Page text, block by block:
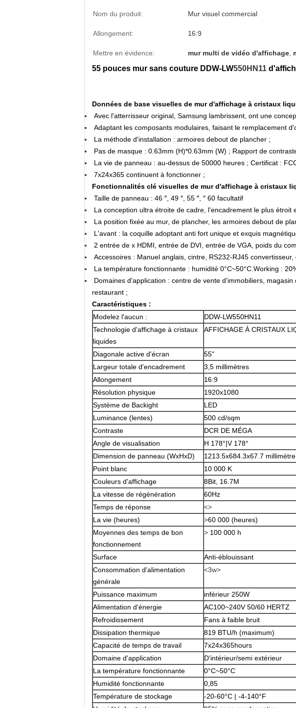
Nous
Nom du produit: Mur visuel commercial
Allongement: 16:9
Mettre en évidence: mur multi de vidéo d'affichage
55 pouces mur sans couture DDW-LW550HN11
Données de base visuelles de mur d'affichage à cristaux
Avec l'atterrisseur original, Samsung lambrissent, ont une
Adaptant les composants modulaires, faisant le remplacement
La méthode d'installation : armoires debout de plancher ;
Pas de masque : 0.63mm (H)*0.63mm (W) ; Rapport de
La vie de panneau : au-dessus de 50000 heures ; Certificat :
7x24x365 continuent à fonctionner ;
Fonctionnalités clé visuelles de mur d'affichage à cristaux
Taille de panneau : 46 ″, 49 ″, 55 ″, ″ 60 facultatif
La conception ultra étroite de cadre, l'encadrement le plus
La position fixée au mur, de plancher, les armoires debout de
L'avant : la coquille adoptant anti fort unique et exquis
2 entrée de x HDMI, entrée de DVI, entrée de VGA, poids du
Accessoires : Manuel anglais, cintre, RS232-RJ45
La température fonctionnante : humidité 0°C~50°C.Working :
Domaines d'application : centre de vente d'immobiliers,
restaurant ;
Caractéristiques :
Modelez l'aucun :
DDW-LW550HN11
Technologie d'affichage à cristaux
liquides
AFFICHAGE À CRISTAUX
Diagonale active d'écran
55"
Largeur totale d'encadrement
3,5 millimètres
Allongement
16:9
Résolution physique
1920x1080
Système de Backight
LED
Luminance (lentes)
500 cd/sqm
Contraste
DCR DE MÉGA
Angle de visualisation
H 178°|V 178°
Dimension de panneau (WxHxD)
1213.5x684.3x67.7 millimètre
Point blanc
10 000 K
Couleurs d'affichage
8Bit, 16.7M
La vitesse de régénération
60Hz
Temps de réponse
<>
La vie (heures)
>60 000 (heures)
Moyennes des temps de bon
fonctionnement
> 100 000 h
Surface
Anti-éblouissant
Consommation d'alimentation
générale
<3w>
Puissance maximum
inférieur 250W
Alimentation d'énergie
AC100~240V 50/60 HERTZ
Refroidissement
Fans à faible bruit
Dissipation thermique
819 BTU/h (maximum)
Capacité de temps de travail
7x24x365hours
Domaine d'application
D'intérieur/semi extérieur
La température fonctionnante
0°C~50°C
Humidité fonctionnante
0,85
Température de stockage
-20-60°C | -4-140°F